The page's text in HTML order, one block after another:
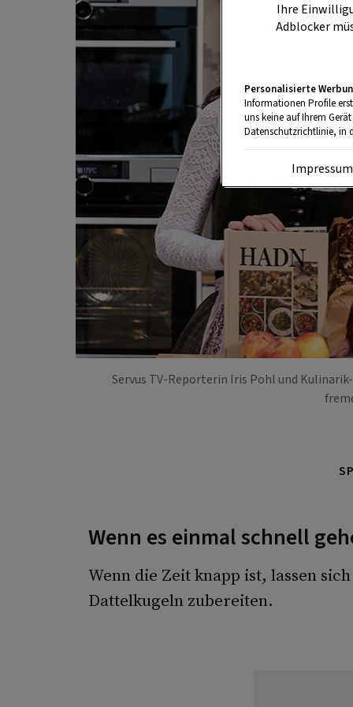
Servus TV-Reporterin Iris Pohl und
Wenn es einmal schnell
Wenn die Zeit knapp ist, lassen
Dattelkugeln zubereiten.
Ihre
Adblocker
Personalisierte
Informationen Profile
uns keine auf Ihrem
Datenschutzrichtlinie, in
Impressum